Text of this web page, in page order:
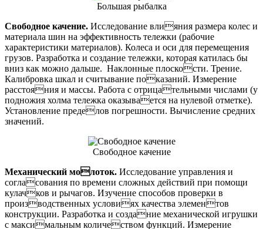
Большая рыбалка
Свободное качение. Исследование влияния размера колес и
материала шин на эффективность тележки (рабочие
характеристики материалов). Колеса и оси для перемещения
грузов. Разработка и создание тележки, которая катилась бы
вниз как можно дальше. Наклонные плоскости. Трение.
Калибровка шкал и считывание показаний. Измерение
расстояния и массы. Работа с отрицательными числами (у
подножия холма тележка оказывается на нулевой отметке).
Установление пределов погрешности. Вычисление средних
значений.
Свободное качение
Механический молоток. Исследование управления и
согласования по времени сложных действий при помощи
кулачков и рычагов. Изучение способов проверки в
производственных условиях качества элементов
конструкции. Разработка и создание механической игрушки
с максимальным количеством функций. Измерение